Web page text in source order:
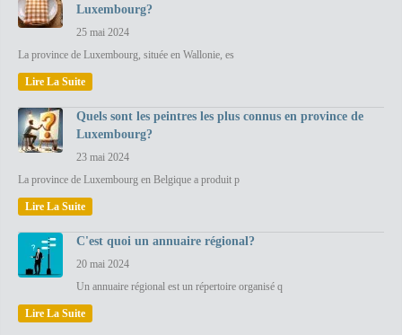
Luxembourg?
25 mai 2024
La province de Luxembourg, située en Wallonie, es
Lire La Suite
Quels sont les peintres les plus connus en province de
Luxembourg?
23 mai 2024
La province de Luxembourg en Belgique a produit p
Lire La Suite
C'est quoi un annuaire régional?
20 mai 2024
Un annuaire régional est un répertoire organisé q
Lire La Suite